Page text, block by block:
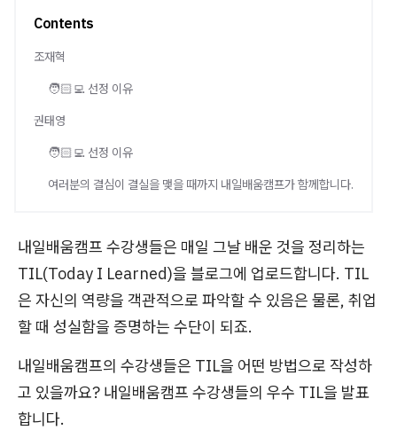
Contents
조재혁
🧑🏻‍💻 선정 이유
권태영
🧑🏻‍💻 선정 이유
여러분의 결심이 결실을 맺을 때까지 내일배움캠프가 함께합니다.
내일배움캠프 수강생들은 매일 그날 배운 것을 정리하는
TIL(Today I Learned)을 블로그에 업로드합니다. TIL
은 자신의 역량을 객관적으로 파악할 수 있음은 물론, 취업
할 때 성실함을 증명하는 수단이 되죠.
내일배움캠프의 수강생들은 TIL을 어떤 방법으로 작성하
고 있을까요? 내일배움캠프 수강생들의 우수 TIL을 발표
합니다.